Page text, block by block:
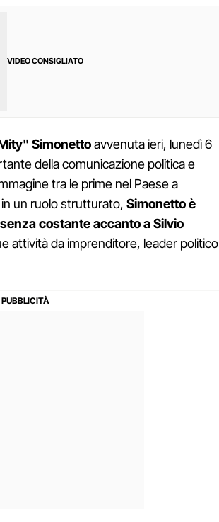
VIDEO CONSIGLIATO
Simonettoavvenuta ieri, lunedì 6
della comunicazione politica e
tra le prime nel Paese a
un ruolo strutturato, Simonetto è
costante accanto a Silvio
attività da imprenditore, leader politico